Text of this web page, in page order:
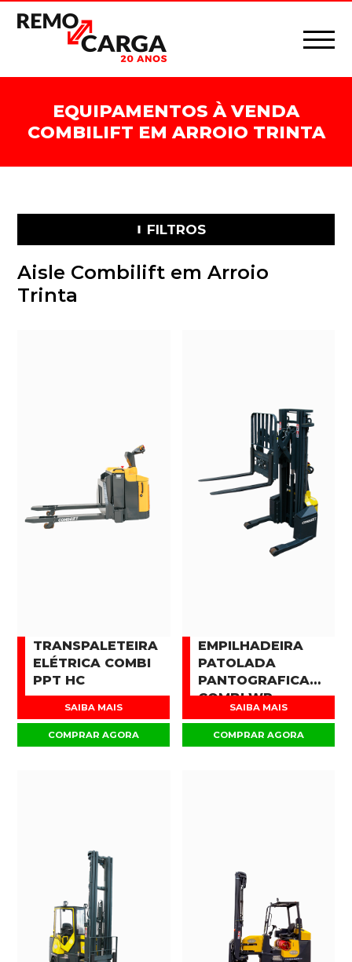
EQUIPAMENTOS À VENDA
COMBILIFT EM ARROIO TRINTA
FILTROS
Aisle Combilift em Arroio
Trinta
TRANSPALETEIRA
ELÉTRICA COMBI
PPT HC
SAIBA MAIS
COMPRAR AGORA
EMPILHADEIRA
PATOLADA
PANTOGRAFICA
COMBI WR
SAIBA MAIS
COMPRAR AGORA